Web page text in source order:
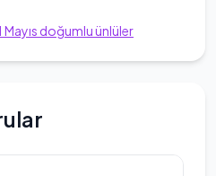
Mayıs doğumlu ünlüler